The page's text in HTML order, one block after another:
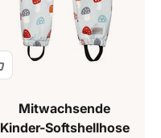
Mitwachsende
Kinder-Softshellhose